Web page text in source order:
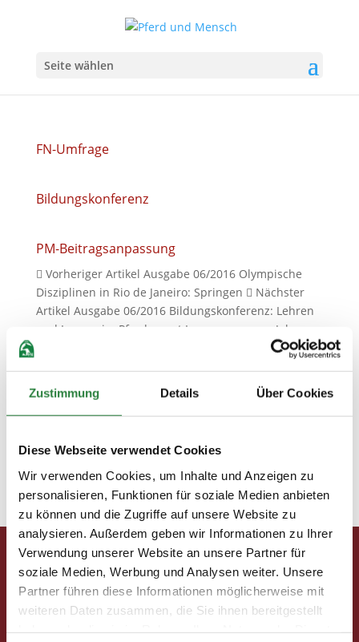
Zustimmung Details Über Cookies
Diese Webseite verwendet Cookies
Wir verwenden Cookies, um Inhalte und Anzeigen zu
personalisieren, Funktionen für soziale Medien anbieten
zu können und die Zugriffe auf unsere Website zu
analysieren. Außerdem geben wir Informationen zu Ihrer
Verwendung unserer Website an unsere Partner für
soziale Medien, Werbung und Analysen weiter. Unsere
Partner führen diese Informationen möglicherweise mit
weiteren Daten zusammen, die Sie ihnen bereitgestellt
Seite wählen
FN-Umfrage
Bildungskonferenz
PM-Beitragsanpassung
 Vorheriger Artikel Ausgabe 06/2016 Olympische
Disziplinen in Rio de Janeiro: Springen  Nächster
Artikel Ausgabe 06/2016 Bildungskonferenz: Lehren
und Lernen im Pferdesport Im vergangenen Jahr
Olympische Disziplinen in Rio de Janeiro 6/16
« Ältere Einträge Nächste Einträge »
Pferd & Mensch digital
Fragen und Antworten
Print abbestellen
Redaktion